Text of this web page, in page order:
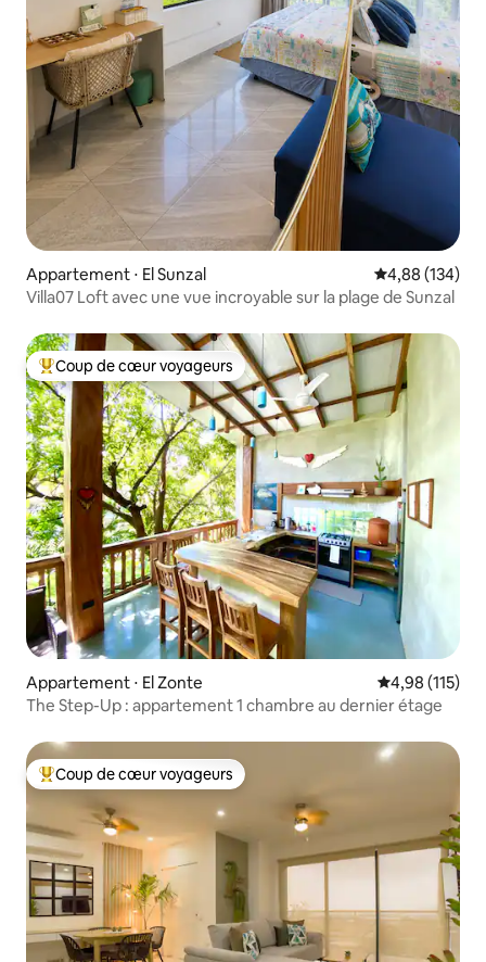
Appartement ⋅ El Sunzal Évaluation
4,88 (134)
Villa07 Loft avec une vue incroyable sur la plage de Sunzal
Coups de cœur voyageurs les plus appréciés
Coup de cœur voyageurs
Appartement ⋅ El Zonte Évaluation
4,98 (115)
The Step-Up : appartement 1 chambre au dernier étage
Coups de cœur voyageurs les plus appréciés
Coup de cœur voyageurs